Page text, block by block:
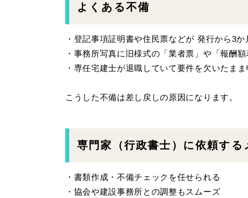
よくある不備
・登記事項証明書や住民票などが 発行から3か
・事務所写真に旧様式の「業者票」や「報酬
・専任宅建士が退職していて要件を欠いたま
こうした不備は差し戻しの原因になります。
専門家（行政書士）に依頼する
・書類作成・不備チェックを任せられる
・協会や建設事務所との調整もスムーズ